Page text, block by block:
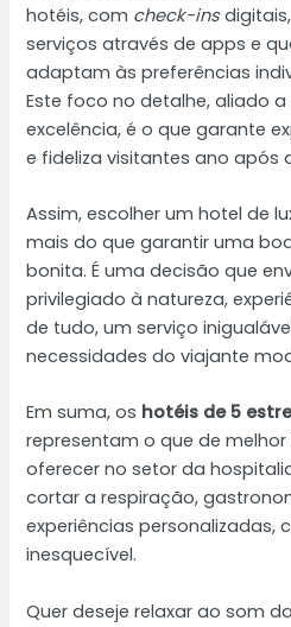
hotéis, com check-ins
serviços através de apps e
adaptam às preferências
Este foco no detalhe, aliado
excelência, é o que garante
e fideliza visitantes ano após
Assim, escolher um hotel de
mais do que garantir uma
bonita. É uma decisão que
privilegiado à natureza,
de tudo, um serviço
necessidades do viajante
Em suma, os hotéis de 5
representam o que de
oferecer no setor da
cortar a respiração,
experiências personalizadas,
inesquecível.
Quer deseje relaxar ao som